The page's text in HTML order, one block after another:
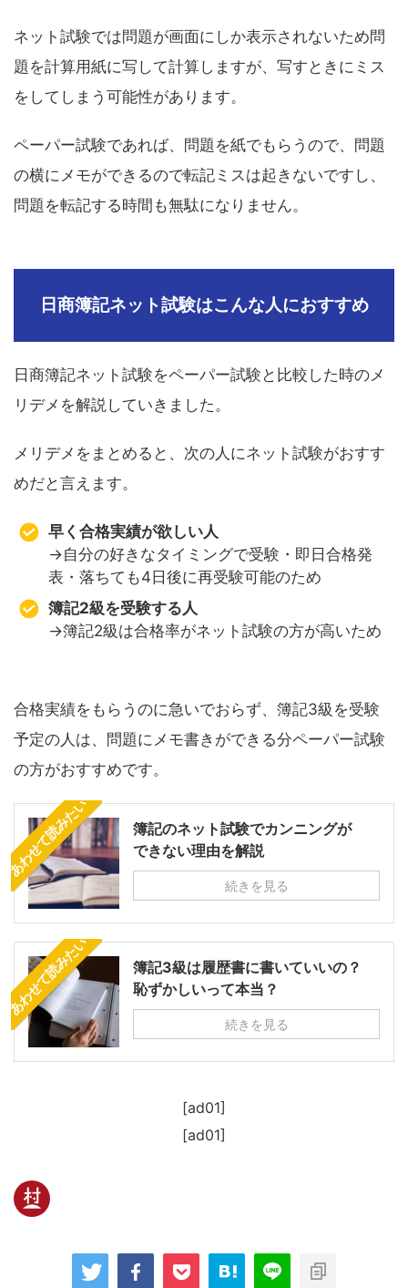
ネット試験では問題が画面にしか表示されないため問
題を計算用紙に写して計算しますが、写すときにミス
をしてしまう可能性があります。
ペーパー試験であれば、問題を紙でもらうので、問題
の横にメモができるので転記ミスは起きないですし、
問題を転記する時間も無駄になりません。
日商簿記ネット試験はこんな人におすすめ
日商簿記ネット試験をペーパー試験と比較した時のメ
リデメを解説していきました。
メリデメをまとめると、次の人にネット試験がおすす
めだと言えます。
早く合格実績が欲しい人
→自分の好きなタイミングで受験・即日合格発
表・落ちても4日後に再受験可能のため
簿記2級を受験する人
→簿記2級は合格率がネット試験の方が高いため
合格実績をもらうのに急いでおらず、簿記3級を受験
予定の人は、問題にメモ書きができる分ペーパー試験
の方がおすすめです。
あわせて読みたい
簿記のネット試験でカンニングが
できない理由を解説
続きを見る
あわせて読みたい
簿記3級は履歴書に書いていいの？
恥ずかしいって本当？
続きを見る
[ad01]
[ad01]